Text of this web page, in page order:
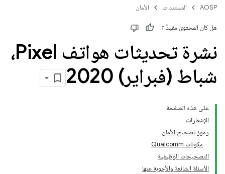
AOSP المستندات الأمان
هل كان المحتوى مفيدًا؟
نشرة تحديثات هواتف Pixel،
شباط (فبراير) 2020
على هذه الصفحة
الإشعارات
رموز تصحيح الأمان
مكونات Qualcomm
التصحيحات الوظيفية
الأسئلة الشائعة والأجوبة عنها